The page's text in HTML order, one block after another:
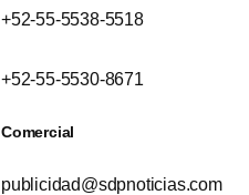
+52-55-5538-5518
+52-55-5530-8671
Comercial
publicidad@sdpnoticias.com